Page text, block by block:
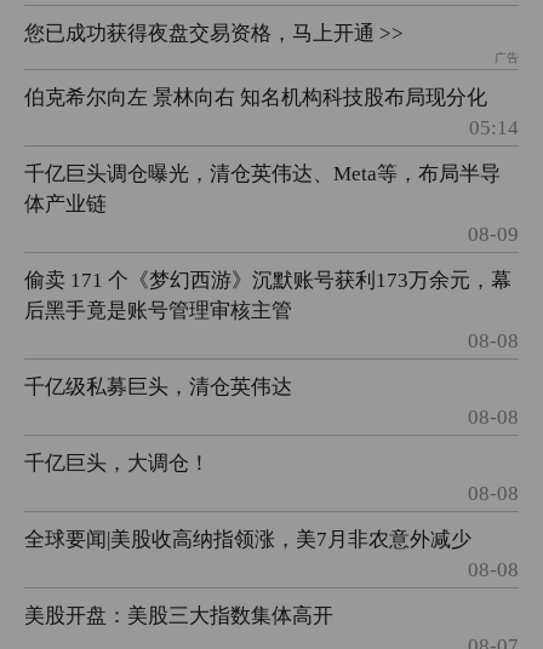
您已成功获得夜盘交易资格，马上开通 >>
广告
伯克希尔向左 景林向右 知名机构科技股布局现分化
05:14
千亿巨头调仓曝光，清仓英伟达、Meta等，布局半导
体产业链
08-09
偷卖 171 个《梦幻西游》沉默账号获利173万余元，幕
后黑手竟是账号管理审核主管
08-08
千亿级私募巨头，清仓英伟达
08-08
千亿巨头，大调仓！
08-08
全球要闻|美股收高纳指领涨，美7月非农意外减少
08-08
美股开盘：美股三大指数集体高开